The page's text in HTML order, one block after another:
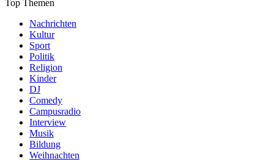
Top Themen
Nachrichten
Kultur
Sport
Politik
Religion
Kinder
DJ
Comedy
Campusradio
Interview
Musik
Bildung
Weihnachten